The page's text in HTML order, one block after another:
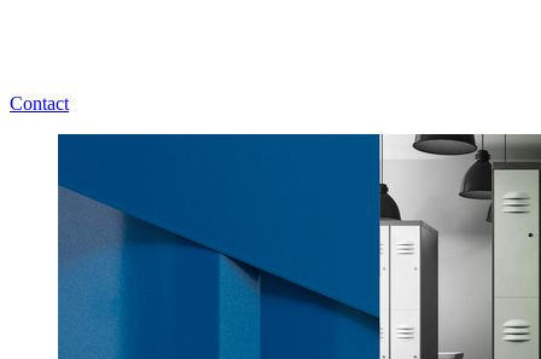
Contact